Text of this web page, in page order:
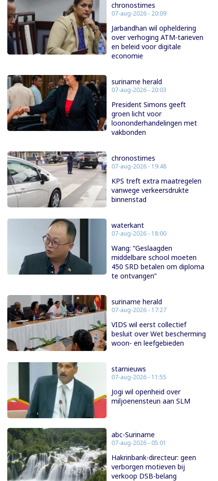
chronostimes
07-aug-2026 - 20:09
Jarbandhan wil opheldering
over verhoging ATM-tarieven
en beleid voor digitale
economie
suriname herald
07-aug-2026 - 20:03
President Simons geeft
groen licht voor
loononderhandelingen met
vakbonden
chronostimes
07-aug-2026 - 19:48
KPS treft extra maatregelen
vanwege verkeersdrukte
binnenstad
waterkant
07-aug-2026 - 18:00
Wang: “Geslaagden
middelbare school moeten
450 SRD betalen om diploma
te ontvangen”
suriname herald
07-aug-2026 - 17:27
VIDS wil eerst collectief
besluit over Wet bescherming
woon- en leefgebieden
starnieuws
07-aug-2026 - 11:55
Jogi wil openheid over
miljoenensteun aan SLM
abc-Suriname
07-aug-2026 - 05:01
Hakrinbank-directeur: geen
verborgen motieven bij
verkoop DSB-belang